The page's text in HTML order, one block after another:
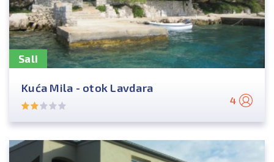
Sali
Kuća Mila - otok Lavdara
4